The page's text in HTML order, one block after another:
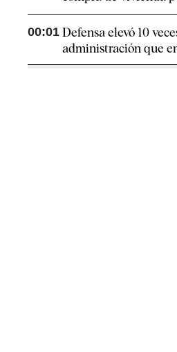
00:01 Defensa elevó 10
administración que